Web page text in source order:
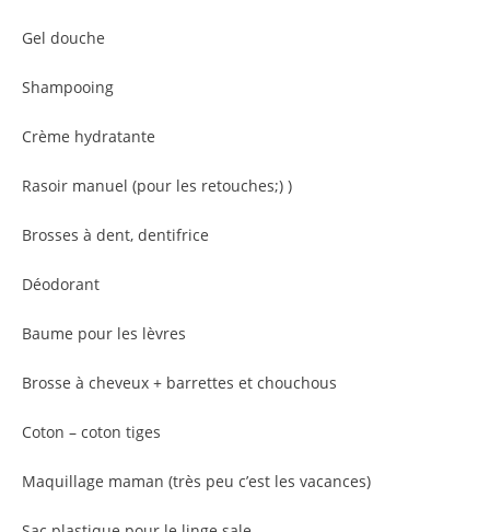
Gel douche
Shampooing
Crème hydratante
Rasoir manuel (pour les retouches;) )
Brosses à dent, dentifrice
Déodorant
Baume pour les lèvres
Brosse à cheveux + barrettes et chouchous
Coton – coton tiges
Maquillage maman (très peu c’est les vacances)